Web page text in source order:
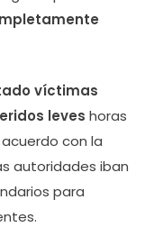
víctimas
leves horas
con la
autoridades iban
para